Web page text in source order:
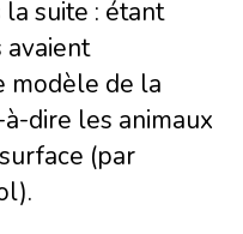
suite : étant
modèle de la
dire les animaux
(par